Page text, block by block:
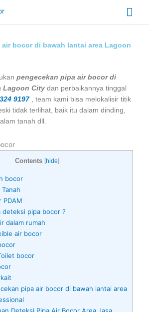
bocor di bawah lantai area Lagoon
pengecekan pipa air bocor di
Lagoon City dan perbaikannya tinggal
9197, team kami bisa melokalisir titik
tidak terlihat, baik itu dalam dinding,
tanah dll.
Contents [hide]
bocor
PDAM
deteksi pipa bocor ?
dalam rumah
air bocor
bocor
pipa air bocor di bawah lantai area